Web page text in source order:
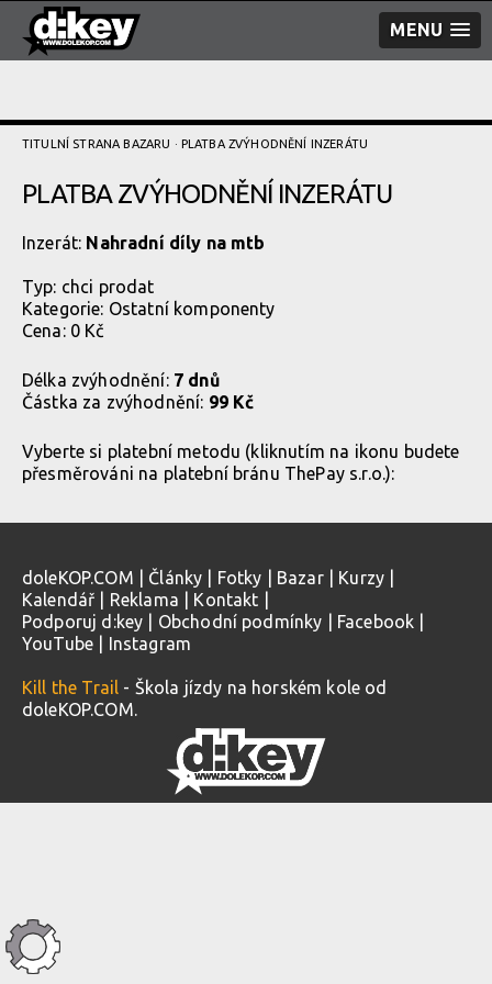
MENU
TITULNÍ STRANA BAZARU · PLATBA ZVÝHODNĚNÍ­ INZERÁTU
PLATBA ZVÝHODNĚNÍ­ INZERÁTU
Inzerát: Nahradní díly na mtb
Typ: chci prodat
Kategorie: Ostatní komponenty
Cena: 0 Kč
Délka zvýhodnění: 7 dnů
Částka za zvýhodnění: 99 Kč
Vyberte si platební metodu (kliknutím na ikonu budete
přesměrováni na platební bránu ThePay s.r.o.):
doleKOP.COM Články Fotky Bazar| Kurzy
Kalendář
Reklama Kontakt
Podporuj d:key
Obchodní podmínky Facebook
YouTube
Instagram
Kill the Trail - Škola jízdy na horském kole od
doleKOP.COM.